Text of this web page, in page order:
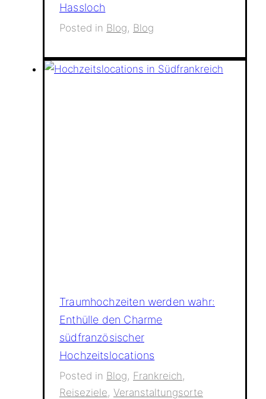
Hassloch
Posted in Blog, Blog
Traumhochzeiten werden wahr:
Enthülle den Charme
südfranzösischer
Hochzeitslocations
Posted in Blog, Frankreich,
Reiseziele, Veranstaltungsorte